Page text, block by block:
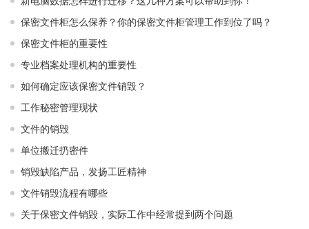
保密文件柜怎么保养？你的保密文件柜管理工作到位了吗？
保密文件柜的重要性
专业档案处理机构的重要性
如何确定应该保密文件销毁？
工作秘密管理现状
文件的销毁
单位搬迁扔密件
销毁缺陷产品，发扬工匠精神
文件销毁流程有哪些
关于保密文件销毁，实际工作中经常提到两个问题